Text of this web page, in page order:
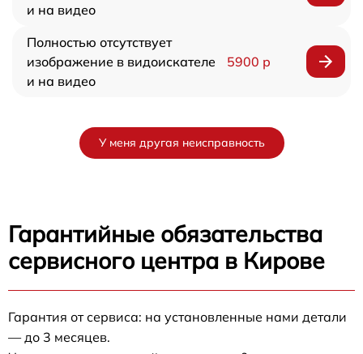
и на видео
Полностью отсутствует
изображение в видоискателе
и на видео
5900 р
У меня другая неисправность
Гарантийные обязательства
сервисного центра в Кирове
Гарантия от сервиса: на установленные нами детали
— до 3 месяцев.